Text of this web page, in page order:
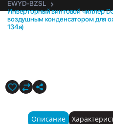
EWYD-BZSL
Инверторный винтовой чиллер
воздушным конденсатором для
134a)
Описание